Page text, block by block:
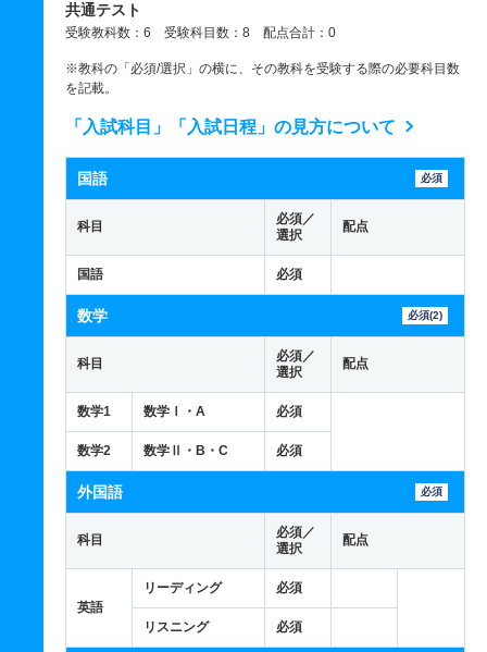
共通テスト
受験教科数：6 受験科目数：8 配点合計：0
※教科の「必須/選択」の横に、その教科を受験する際の必要科目数
を記載。
「入試科目」「入試日程」の見方について
国語 必須
科目
必須／
選択
配点
国語 必須
数学 必須(2)
科目
必須／
選択
配点
数学1 数学Ⅰ・A 必須
数学2 数学Ⅱ・B・C 必須
外国語 必須
科目
必須／
選択
配点
英語
リーディング 必須
リスニング 必須